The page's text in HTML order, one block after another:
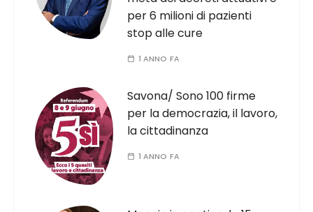
per 6 milioni di pazienti
stop alle cure
1 ANNO FA
Savona/ Sono 100 firme
per la democrazia, il lavoro,
la cittadinanza
1 ANNO FA